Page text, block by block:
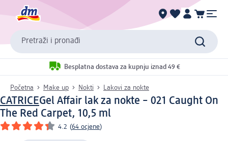
Pretraži i pronađi
Besplatna dostava za kupnju iznad 49 €
Početna Make up Nokti Lakovi za nokte
CATRICEGel Affair lak za nokte – 021 Caught On
The Red Carpet, 10,5 ml
4.2 (64 ocjene)